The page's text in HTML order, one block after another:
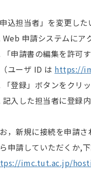
申込担当者」を変更した
申請システムにア
申請書の編集を許可
ーザ ID は https://
登録」ボタンをクリ
入した担当者に登録
，新規に接続を申請さ
申請していただくか,
imc.tut.ac.jp/